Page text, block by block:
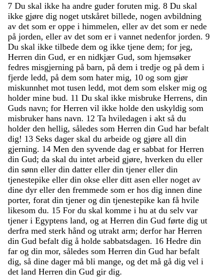
7 Du skal ikke ha andre guder foruten mig. 8 Du skal
ikke gjøre dig noget utskåret billede, nogen avbildning
av det som er oppe i himmelen, eller av det som er nede
på jorden, eller av det som er i vannet nedenfor jorden. 9
Du skal ikke tilbede dem og ikke tjene dem; for jeg,
Herren din Gud, er en nidkjær Gud, som hjemsøker
fedres misgjerning på barn, på dem i tredje og på dem i
fjerde ledd, på dem som hater mig, 10 og som gjør
miskunnhet mot tusen ledd, mot dem som elsker mig og
holder mine bud. 11 Du skal ikke misbruke Herrens, din
Guds navn; for Herren vil ikke holde den uskyldig som
misbruker hans navn. 12 Ta hviledagen i akt så du
holder den hellig, således som Herren din Gud har befalt
dig! 13 Seks dager skal du arbeide og gjøre all din
gjerning. 14 Men den syvende dag er sabbat for Herren
din Gud; da skal du intet arbeid gjøre, hverken du eller
din sønn eller din datter eller din tjener eller din
tjenestepike eller din okse eller ditt asen eller noget av
dine dyr eller den fremmede som er hos dig innen dine
porter, forat din tjener og din tjenestepike kan få hvile
likesom du. 15 For du skal komme i hu at du selv var
tjener i Egyptens land, og at Herren din Gud førte dig ut
derfra med sterk hånd og utrakt arm; derfor har Herren
din Gud befalt dig å holde sabbatsdagen. 16 Hedre din
far og din mor, således som Herren din Gud har befalt
dig, så dine dager må bli mange, og det må gå dig vel i
det land Herren din Gud gir dig.